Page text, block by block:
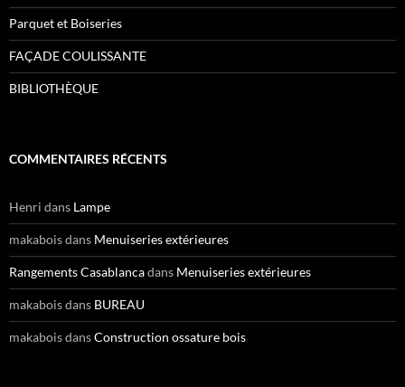
Parquet et Boiseries
FAÇADE COULISSANTE
BIBLIOTHÈQUE
COMMENTAIRES RÉCENTS
Henri dans Lampe
makaboisdans Menuiseries extérieures
Rangements Casablancadans Menuiseries extérieures
makaboisdans BUREAU
makaboisdansConstruction ossature bois